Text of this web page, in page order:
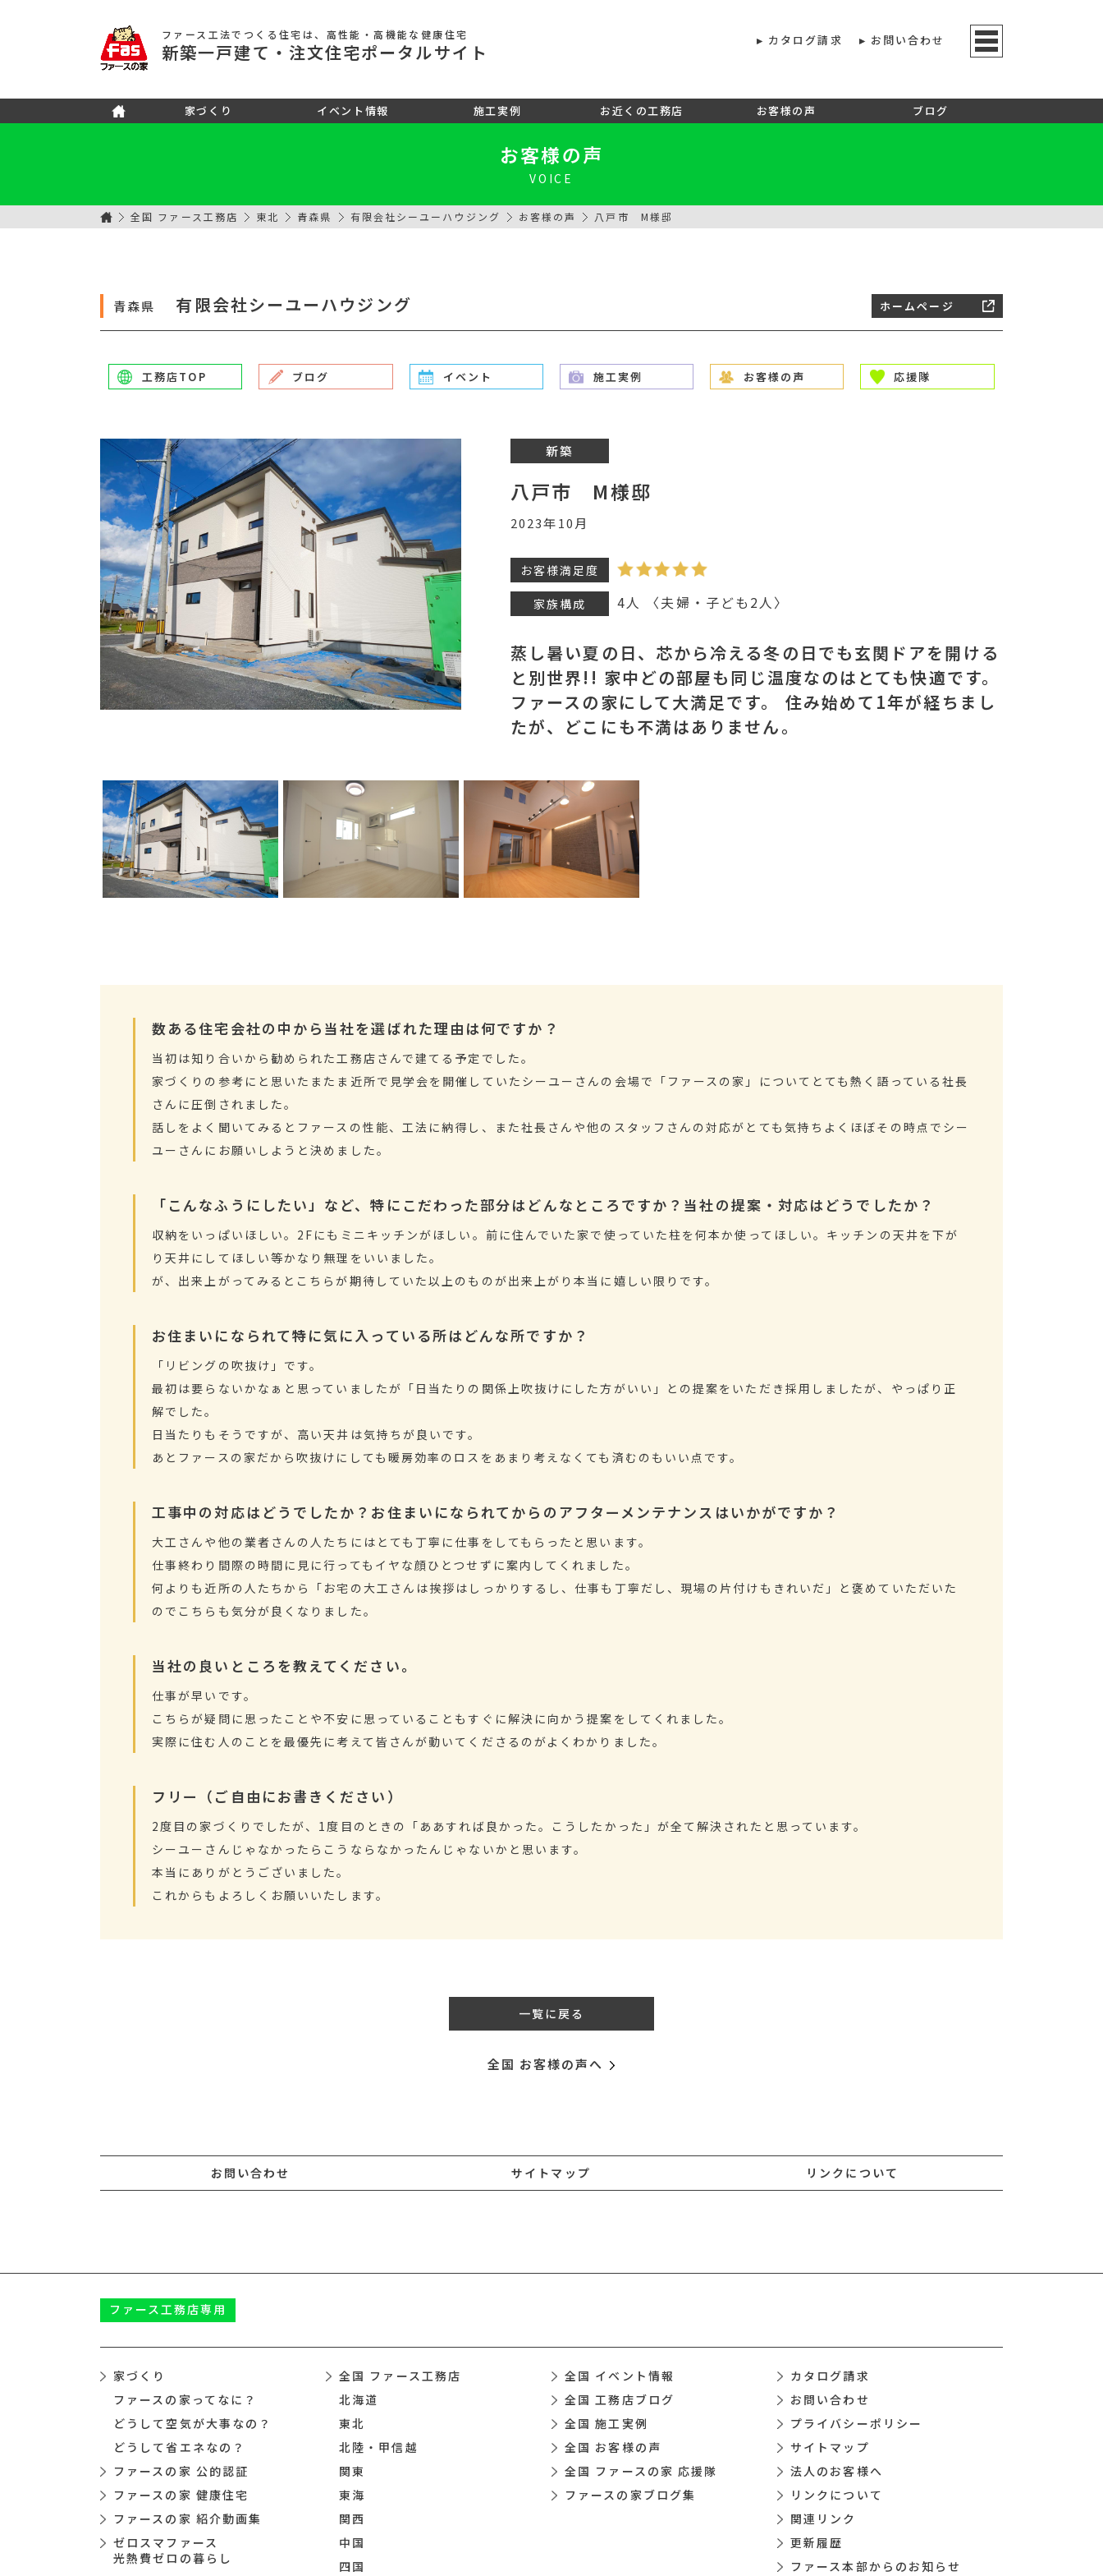
ファース工法でつくる住宅 は、高性能・高機能な健康住宅
新築一戸建て ・注文住宅ポータルサイト
カタログ請求 お問い合わせ
家づくり イベント情報 施工実例 お近くの工務店 お客様の声 ブログ
お客様の声
VOICE
全国 ファース工務店 東北 青森県 有限会社シーユーハウジング お客様の声 八戸市 M様邸
青森県 有限会社シーユーハウジング ホームページ
工務店TOP ブログ イベント 施工実例 お客様の声 応援隊
新築
八戸市 M様邸
2023年10月
お客様満足度
家族構成 4人 〈夫婦・子ども2人〉
蒸し暑い夏の日、芯から冷える冬の日でも玄関ドアを開ける
と別世界!! 家中どの部屋も同じ温度なのはとても快適です。
ファースの家にして大満足です。 住み始めて1年が経ちまし
たが、どこにも不満はありません。
数ある住宅会社の中から当社を選ばれた理由は何ですか？
当初は知り合いから勧められた工務店さんで建てる予定でした。
家づくりの参考にと思いたまたま近所で見学会を開催していたシーユーさんの会場で「ファースの家」についてとても熱く語っている社長
さんに圧倒されました。
話しをよく聞いてみるとファースの性能、工法に納得し、また社長さんや他のスタッフさんの対応がとても気持ちよくほぼその時点でシー
ユーさんにお願いしようと決めました。
「こんなふうにしたい」など、特にこだわった部分はどんなところですか？当社の提案・対応はどうでしたか？
収納をいっぱいほしい。2Fにもミニキッチンがほしい。前に住んでいた家で使っていた柱を何本か使ってほしい。キッチンの天井を下が
り天井にしてほしい等かなり無理をいいました。
が、出来上がってみるとこちらが期待していた以上のものが出来上がり本当に嬉しい限りです。
お住まいになられて特に気に入っている所はどんな所ですか？
「リビングの吹抜け」です。
最初は要らないかなぁと思っていましたが「日当たりの関係上吹抜けにした方がいい」との提案をいただき採用しましたが、やっぱり正
解でした。
日当たりもそうですが、高い天井は気持ちが良いです。
あとファースの家だから吹抜けにしても暖房効率のロスをあまり考えなくても済むのもいい点です。
工事中の対応はどうでしたか？お住まいになられてからのアフターメンテナンスはいかがですか？
大工さんや他の業者さんの人たちにはとても丁寧に仕事をしてもらったと思います。
仕事終わり間際の時間に見に行ってもイヤな顔ひとつせずに案内してくれました。
何よりも近所の人たちから「お宅の大工さんは挨拶はしっかりするし、仕事も丁寧だし、現場の片付けもきれいだ」と褒めていただいた
のでこちらも気分が良くなりました。
当社の良いところを教えてください。
仕事が早いです。
こちらが疑問に思ったことや不安に思っていることもすぐに解決に向かう提案をしてくれました。
実際に住む人のことを最優先に考えて皆さんが動いてくださるのがよくわかりました。
フリー（ご自由にお書きください）
2度目の家づくりでしたが、1度目のときの「ああすれば良かった。こうしたかった」が全て解決されたと思っています。
シーユーさんじゃなかったらこうならなかったんじゃないかと思います。
本当にありがとうございました。
これからもよろしくお願いいたします。
一覧に戻る
全国 お客様の声へ
お問い合わせ サイトマップ リンクについて
ファース 工務店専用
家づくり
ファースの家ってなに？
どうして空気が大事なの？
どうして省エネなの？
ファースの家 公的認証
ファースの家 健康住宅
ファースの家 紹介動画集
ゼロスマファース
光熱費ゼロの暮らし
全国 ファース工務店
北海道
東北
北陸・甲信越
関東
東海
関西
中国
四国
全国 イベント情報
全国 工務店ブログ
全国 施工実例
全国 お客様の声
全国 ファースの家 応援隊
ファースの家ブログ集
カタログ請求
お問い合わせ
プライバシーポリシー
サイトマップ
法人のお客様へ
リンクについて
関連リンク
更新履歴
ファース本部からのお知らせ